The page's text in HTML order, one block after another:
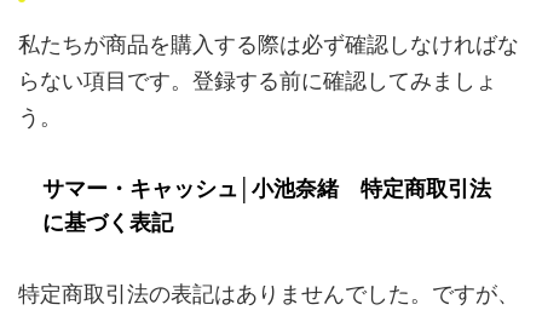
私たちが商品を購入する際は必ず確認しなければな
らない項目です。登録する前に確認してみましょ
う。
サマー・キャッシュ│小池奈緒 特定商取引法
に基づく表記
特定商取引法の表記はありませんでした。ですが、